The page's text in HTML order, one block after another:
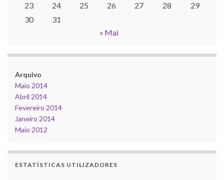
23
24 25 26 27 28
29
30
31
« Mai
Arquivo
Maio 2014
Abril 2014
Fevereiro 2014
Janeiro 2014
Maio 2012
ESTATÍSTICAS UTILIZADORES